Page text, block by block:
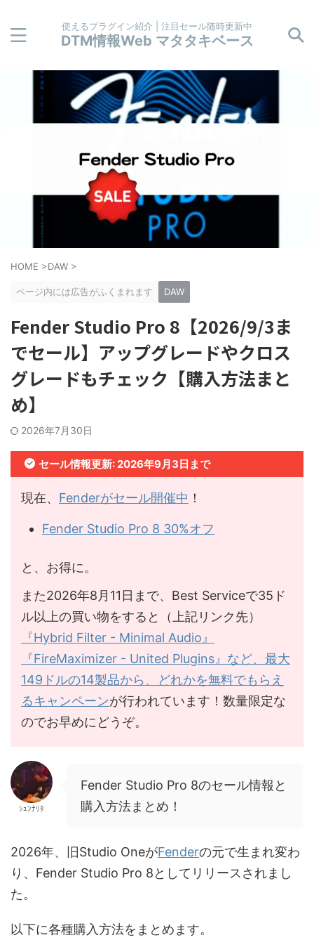
使えるプラグイン紹介 | 注目セール随時更新中
DTM情報Web マタタキベース
HOME >DAW >
ページ内には広告がふくまれます DAW
Fender Studio Pro 8【2026/9/3ま
でセール】アップグレードやクロス
グレードもチェック【購入方法まと
め】
2026年7月30日
セール情報更新: 2026年9月3日まで
現在、 Fenderがセール開催中 ！
Fender Studio Pro 8 30%オフ
と、お得に。
また2026年8月11日まで、Best Serviceで35ド
ル以上の買い物をすると（上記リンク先）
『Hybrid Filter - Minimal Audio』
『FireMaximizer - United Plugins』など、最大
149ドルの14製品から、どれかを無料でもらえ
るキャンペーンが行われています！数量限定な
のでお早めにどうぞ。
ｼｭﾝﾅﾘﾀ
Fender Studio Pro 8のセール情報と
購入方法まとめ！
2026年、旧Studio OneがFenderの元で生まれ変わ
り、Fender Studio Pro 8としてリリースされまし
た。
以下に各種購入方法をまとめます。